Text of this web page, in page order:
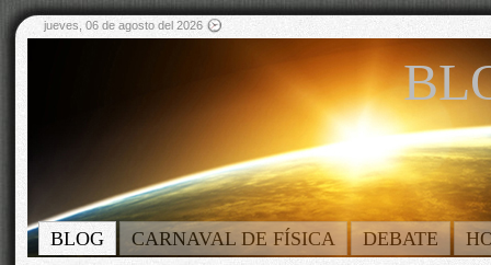
jueves, 06 de agosto del 2026
BLOG CARNAVAL DE FÍSICA DEBATE